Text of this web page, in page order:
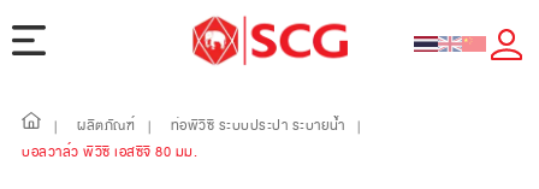
| ผลิตภัณฑ์ | ท่อพีวีซี ระบบประปา ระบายน้ำ
|
บอลวาล์ว พีวีซี เอสซีจี 80 มม.